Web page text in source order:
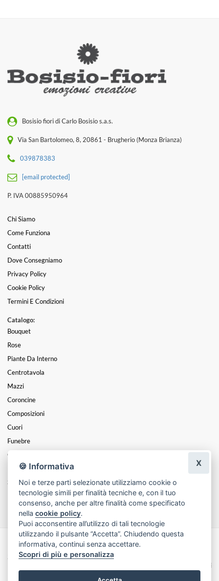
Bosisio fiori di Carlo Bosisio s.a.s.
Via San Bartolomeo, 8, 20861 - Brugherio (Monza Brianza)
039878383
[email protected]
P. IVA 00885950964
Chi Siamo
Come Funziona
Contatti
Dove Consegniamo
Privacy Policy
Cookie Policy
Termini E Condizioni
Catalogo:
Bouquet
Rose
Piante Da Interno
Centrotavola
Mazzi
Coroncine
Composizioni
Cuori
Funebre
Orchidea
Natale
San Valentino
Festa Della Donna
Made with byInfoser.it- Realizzazione Siti ecommerce per Fioristi
2026
Termini e Condizioni
🍪 Informativa
Noi e terze parti selezionate utilizziamo cookie o
tecnologie simili per finalità tecniche e, con il tuo
consenso, anche per altre finalità come specificato
nellacookie policy.
Puoi acconsentire all’utilizzo di tali tecnologie
utilizzando il pulsante “Accetta”. Chiudendo questa
informativa, continui senza accettare.
Scopri di più e personalizza
X